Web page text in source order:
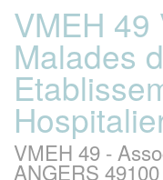
VMEH 49
Malades
VMEH 49 -
ANGERS